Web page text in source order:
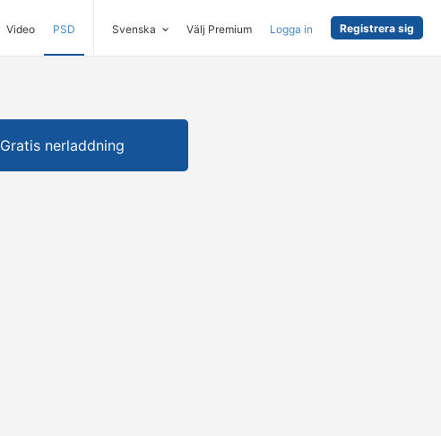
Video PSD Svenska Välj Premium Logga in Registrera sig
Gratis nerladdning